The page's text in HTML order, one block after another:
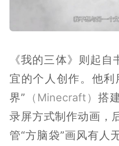
《我的三体》则起自
宜的个人创作。他利
界” （Minecraft）搭
录屏方式制作动画，
管“方脑袋”画风有人